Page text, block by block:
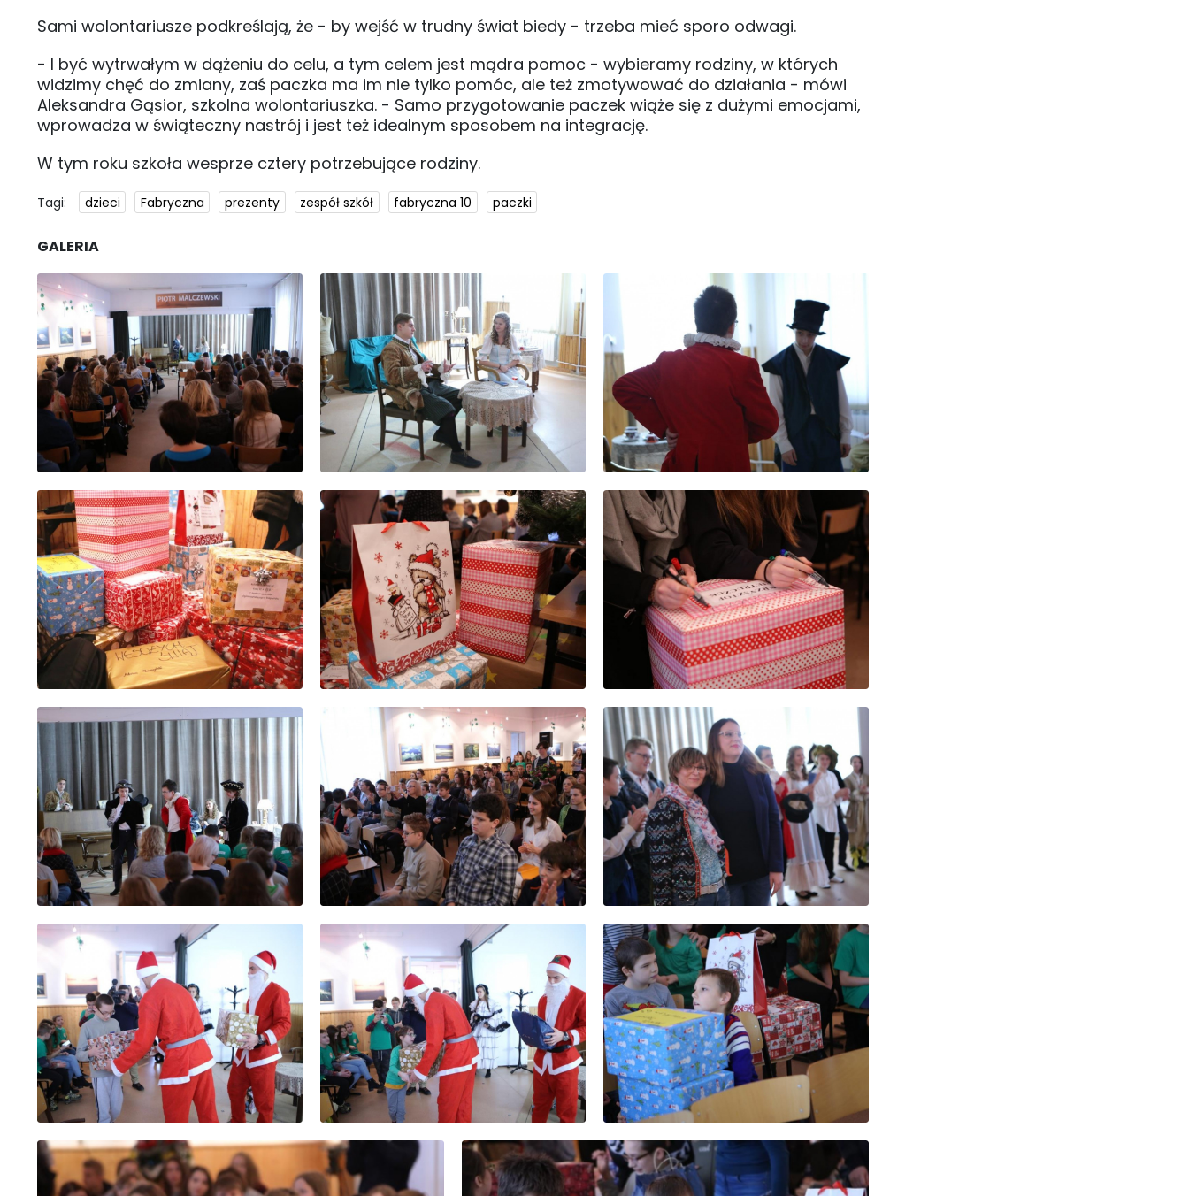
Sami wolontariusze podkreślają, że - by wejść w trudny świat biedy - trzeba mieć sporo odwagi.
- I być wytrwałym w dążeniu do celu, a tym celem jest mądra pomoc - wybieramy rodziny, w których
widzimy chęć do zmiany, zaś paczka ma im nie tylko pomóc, ale też zmotywować do działania - mówi
Aleksandra Gąsior, szkolna wolontariuszka. - Samo przygotowanie paczek wiąże się z dużymi emocjami,
wprowadza w świąteczny nastrój i jest też idealnym sposobem na integrację.
W tym roku szkoła wesprze cztery potrzebujące rodziny.
Tagi: dzieci Fabryczna prezenty zespół szkół fabryczna 10 paczki
GALERIA